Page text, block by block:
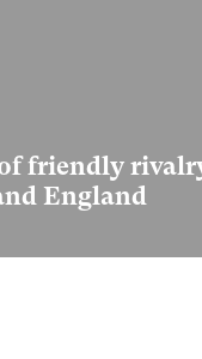
friendly
England